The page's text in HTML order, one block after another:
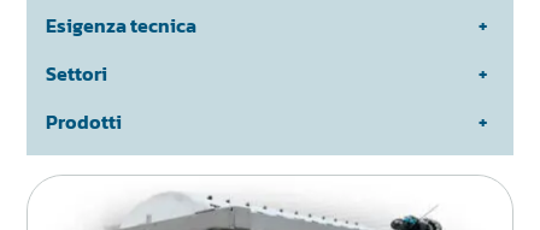
Esigenza tecnica
Settori
Prodotti